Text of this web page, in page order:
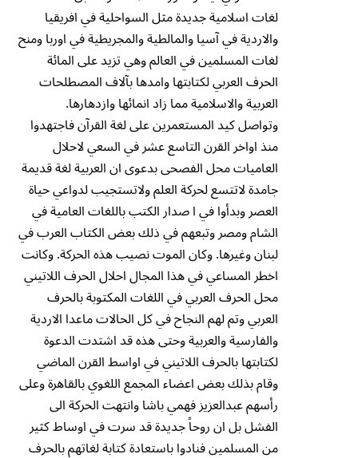
لغات اسلامية جديدة مثل السواحلية في افريقيا
والاردية في آسيا والمالطية والمجريطية في اوربا ومنح
لغات المسلمين في العالم وهي تزيد على المائة
الحرف العربي لكتابتها وامدها بآلاف المصطلحات
العربية والاسلامية مما زاد انمائها وازدهارها.
وتواصل كيد المستعمرين على لغة القرآن فاجتهدوا
منذ اواخر القرن التاسع عشر في السعي لاحلال
العاميات محل الفصحى بدعوى ان العربية لغة قديمة
جامدة لاتتسع لحركة العلم ولاتستجيب لدواعي حياة
العصر وبدأوا في ا صدار الكتب باللغات العامية في
الشام ومصر وتبعهم في ذلك بعض الكتاب العرب في
لبنان وغيرها. وكان الموت نصيب هذه الحركة. وكانت
اخطر المساعي في هذا المجال احلال الحرف اللاتيني
محل الحرف العربي في اللغات المكتوبة بالحرف
العربي وتم لهم النجاح في كل الحالات ماعدا الاردية
والفارسية والعربية وحتى هذه قد اشتدت الدعوة
لكتابتها بالحرف اللاتيني في اواسط القرن الماضي
وقام بذلك بعض اعضاء المجمع اللغوي بالقاهرة وعلى
رأسهم عبدالعزيز فهمي باشا وانتهت الحركة الى
الفشل بل ان روحاً جديدة قد سرت في اوساط كثير
من المسلمين فنادوا باستعادة كتابة لغاتهم بالحرف